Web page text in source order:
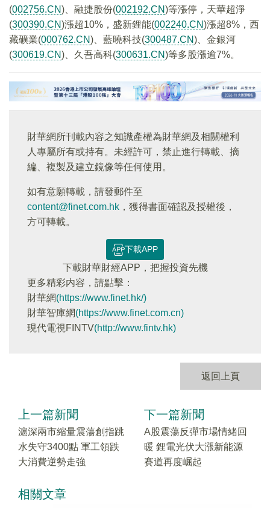
(002756.CN)、融捷股份(002192.CN)等漲停，天華超淨
(300390.CN)漲超10%，盛新鋰能(002240.CN)漲超8%，西
藏礦業(000762.CN)、藍曉科技(300487.CN)、金銀河
(300619.CN)、久吾高科(300631.CN)等多股漲逾7%。
財華網所刊載內容之知識產權為財華網及相關權利
人專屬所有或持有。未經許可，禁止進行轉載、摘
編、複製及建立鏡像等任何使用。
如有意願轉載，請發郵件至
content@finet.com.hk ，獲得書面確認及授權後，
方可轉載。
下載APP
下載財華財經APP，把握投資先機
更多精彩内容，請點擊：
財華網(https://www.finet.hk/)
財華智庫網(https://www.finet.com.cn)
現代電視FINTV(http://www.fintv.hk)
返回上頁
上一篇新聞
滬深兩市縮量震蕩創指跳
水失守3400點 軍工領跌
大消費逆勢走強
下一篇新聞
A股震蕩反彈市場情緒回
暖 鋰電光伏大漲新能源
賽道再度崛起
相關文章